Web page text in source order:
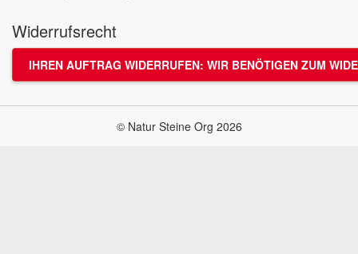
Widerrufsrecht
IHREN AUFTRAG WIDERRUFEN: WIR BENÖTIGEN ZUM
© Natur Steine Org 2026